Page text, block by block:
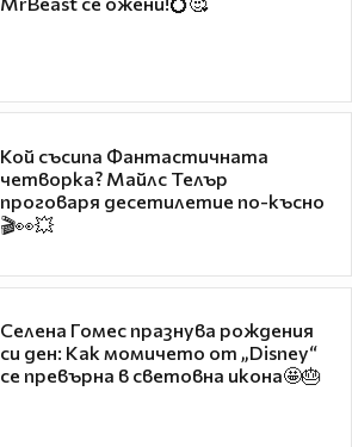
Кой съсипа Фантастичната
четворка? Майлс Телър
проговаря десетилетие по-късно
🎬👀💥
Селена Гомес празнува рождения
си ден: Как момичето от „Disney“
се превърна в световна икона🤩🎂